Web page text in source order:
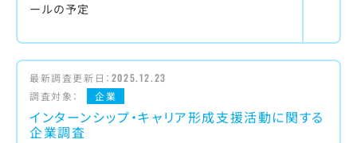
ールの予定
最新調査更新日： 2025.12.23
調査対象：
企業
インターンシップ・キャリア形成支援活動に関する
企業調査